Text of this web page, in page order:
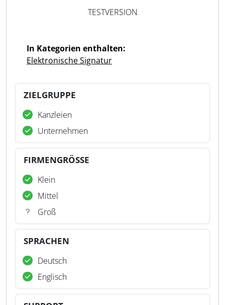
TESTVERSION
In Kategorien enthalten:
Elektronische Signatur
ZIELGRUPPE
Kanzleien
Unternehmen
FIRMENGRÖSSE
Klein
Mittel
Groß
SPRACHEN
Deutsch
Englisch